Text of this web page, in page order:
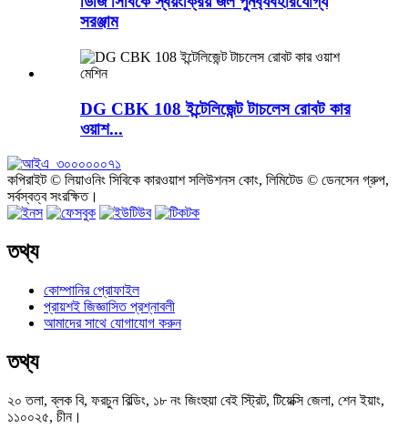
সরঞ্জাম
DG CBK 108 ইন্টেলিজেন্ট টাচলেস রোবট কার
ওয়াশ...
কপিরাইট © লিয়াওনিং সিবিকে কারওয়াশ সলিউশনস কোং, লিমিটেড © ডেনসেন গ্রুপ,
সর্বস্বত্ব সংরক্ষিত।
তথ্য
কোম্পানির প্রোফাইল
প্রায়শই জিজ্ঞাসিত প্রশ্নাবলী
আমাদের সাথে যোগাযোগ করুন
তথ্য
২০ তলা, ব্লক বি, ফরচুন বিল্ডিং, ১৮ নং জিংহুয়া বেই স্ট্রিট, টিয়েক্সি জেলা, শেন ইয়াং,
১১০০২৫, চীন।